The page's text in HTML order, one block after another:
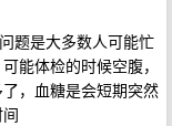
题是大多数人可能忙
能体检的时候空腹，
，血糖是会短期突然